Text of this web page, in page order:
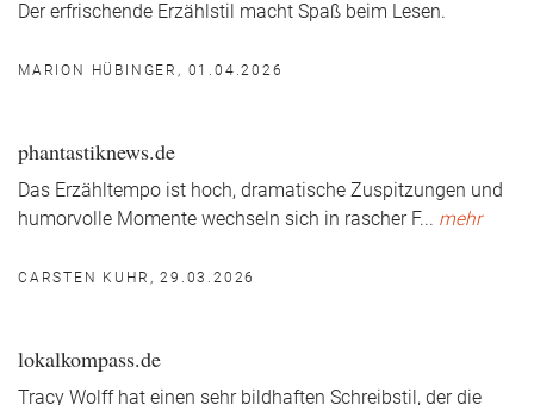
Der erfrischende Erzählstil macht Spaß beim Lesen.
MARION HÜBINGER, 01.04.2026
phantastiknews.de
Das Erzähltempo ist hoch, dramatische Zuspitzungen und
humorvolle Momente wechseln sich in rascher F... mehr
CARSTEN KUHR, 29.03.2026
lokalkompass.de
Tracy Wolff hat einen sehr bildhaften Schreibstil, der die